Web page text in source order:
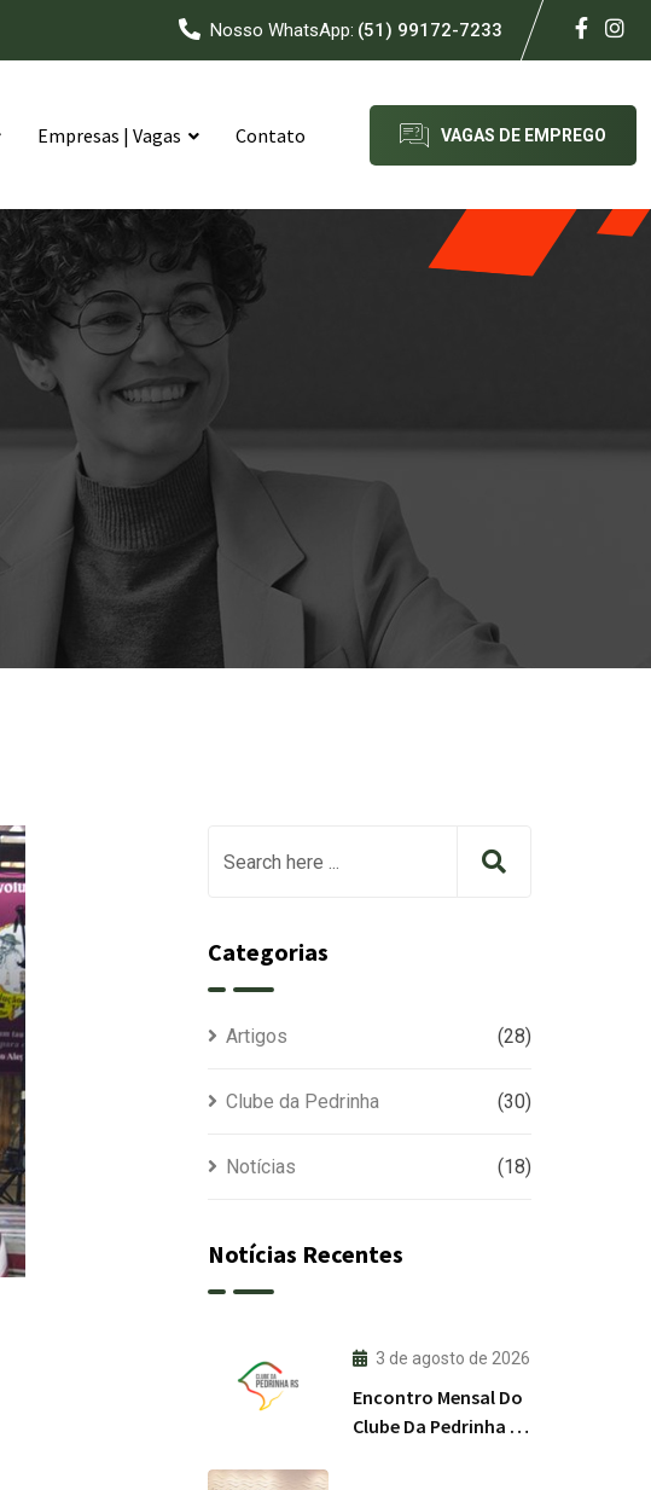
Nosso WhatsApp: (51) 99172-7233
Empresas | Vagas Contato VAGAS DE EMPREGO
Categorias
Artigos (28)
Clube da Pedrinha (30)
Notícias (18)
Notícias Recentes
3 de agosto de 2026
Encontro Mensal Do
Clube Da Pedrinha RS